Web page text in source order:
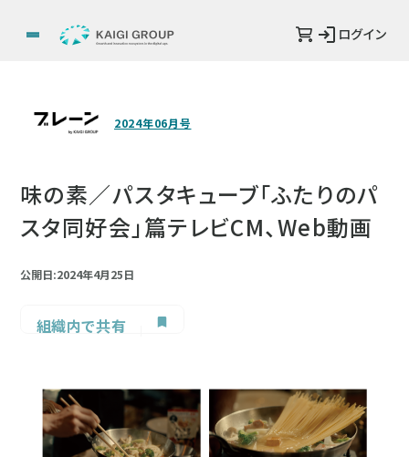
ログイン
2024年06月号
味の素／パスタキューブ「ふたりのパ
スタ同好会」篇テレビCM、Web動画
公開日:2024年4月25日
組織内で共有